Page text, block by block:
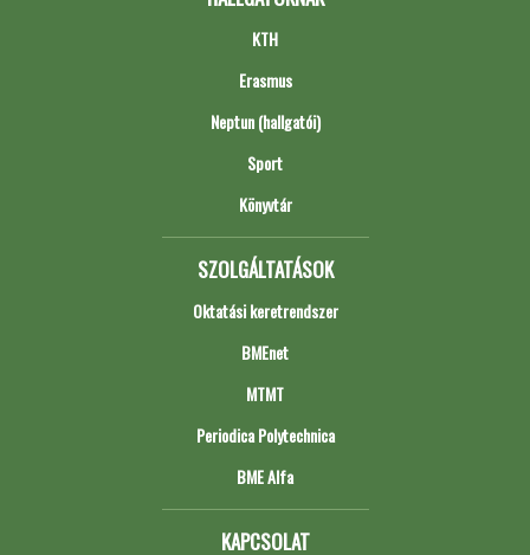
KTH
Erasmus
Neptun (hallgatói)
Sport
Könyvtár
SZOLGÁLTATÁSOK
Oktatási keretrendszer
BMEnet
MTMT
Periodica Polytechnica
BME Alfa
KAPCSOLAT